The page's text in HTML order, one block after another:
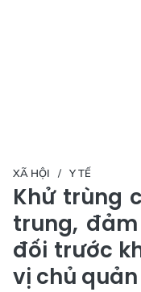
XÃ HỘI Y TẾ
Khử trùng
trung,
đối trước
vị chủ quản